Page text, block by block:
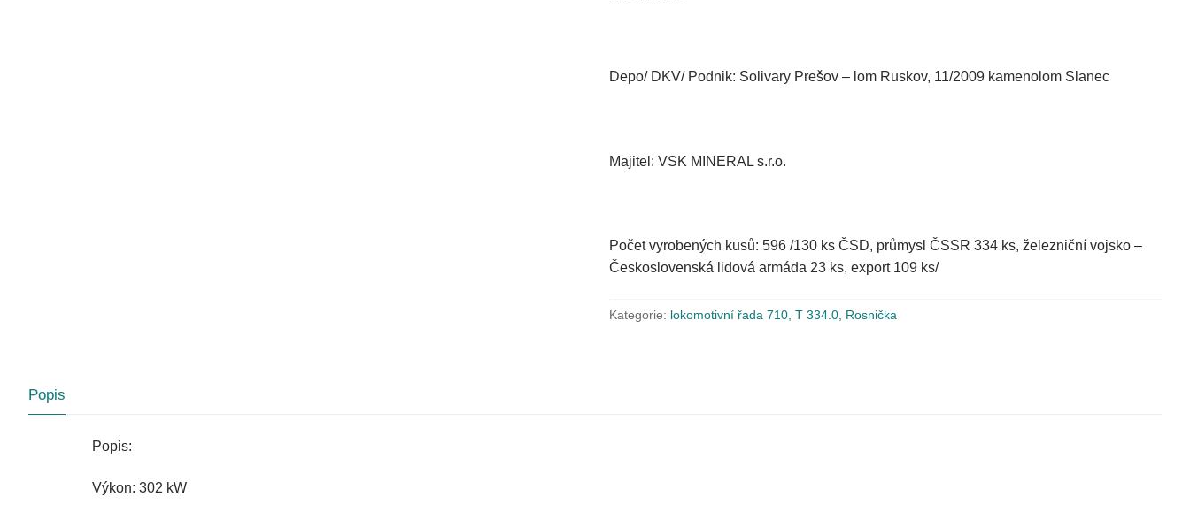
Depo/ DKV/ Podnik: Solivary Prešov – lom Ruskov, 11/2009 kamenolom Slanec
Majitel: VSK MINERAL s.r.o.
Počet vyrobených kusů: 596 /130 ks ČSD, průmysl ČSSR 334 ks, železniční vojsko –
Československá lidová armáda 23 ks, export 109 ks/
Kategorie: lokomotivní řada 710, T 334.0, Rosnička
Popis
Popis:
Výkon: 302 kW